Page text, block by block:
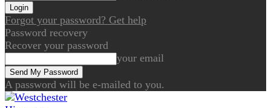
Forgot your password? Get help
Password recovery
Recover your password
your email
A password will be e-mailed to you.